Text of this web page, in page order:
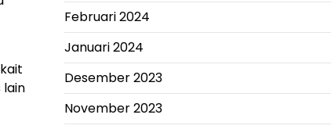
lain
Februari 2024
Januari 2024
Desember 2023
November 2023